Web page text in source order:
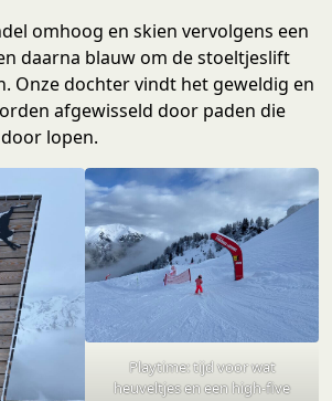
omhoog en skien vervolgens een
daarna blauw om de stoeltjeslift
Onze dochter vindt het geweldig en
afgewisseld door paden die
lopen.
Playtime: tijd voor wat
heuveltjes en een high-five